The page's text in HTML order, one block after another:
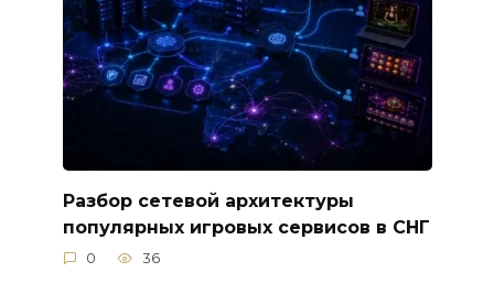
Разбор сетевой архитектуры
популярных игровых сервисов в СНГ
0 36